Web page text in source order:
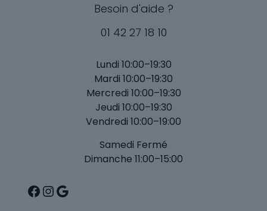
Besoin d'aide ?
01 42 27 18 10
Lundi 10:00–19:30
Mardi 10:00–19:30
Mercredi 10:00–19:30
Jeudi 10:00–19:30
Vendredi 10:00–19:00
Samedi Fermé
Dimanche 11:00–15:00
Facebook
Instagram
Google